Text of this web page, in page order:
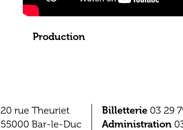
Production
20 rue Theuriet
55000 Bar-le-Duc
Billetterie 03 29
Administration